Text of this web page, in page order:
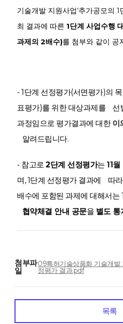
기술개발 지원사업’추가공모의 1
최 결과에 따른 1단계 사업수행
과제의 2배수)를 첨부와 같이 공
- 1단계 선정평가(서면평가)의
표평가)를 위한 대상과제를 선
과정임으로 평가결과에 대한 이
알려드립니다.
- 참고로 2단계 선정평가는 11 월
며, 1단계 선정평가 결과에 따
배수에 포함된 과제에 대해서는
협약체결 안내 공문을 별도 통
첨부파
일
09특허기술상품화 기술개발
정평가 결과.pdf
목록